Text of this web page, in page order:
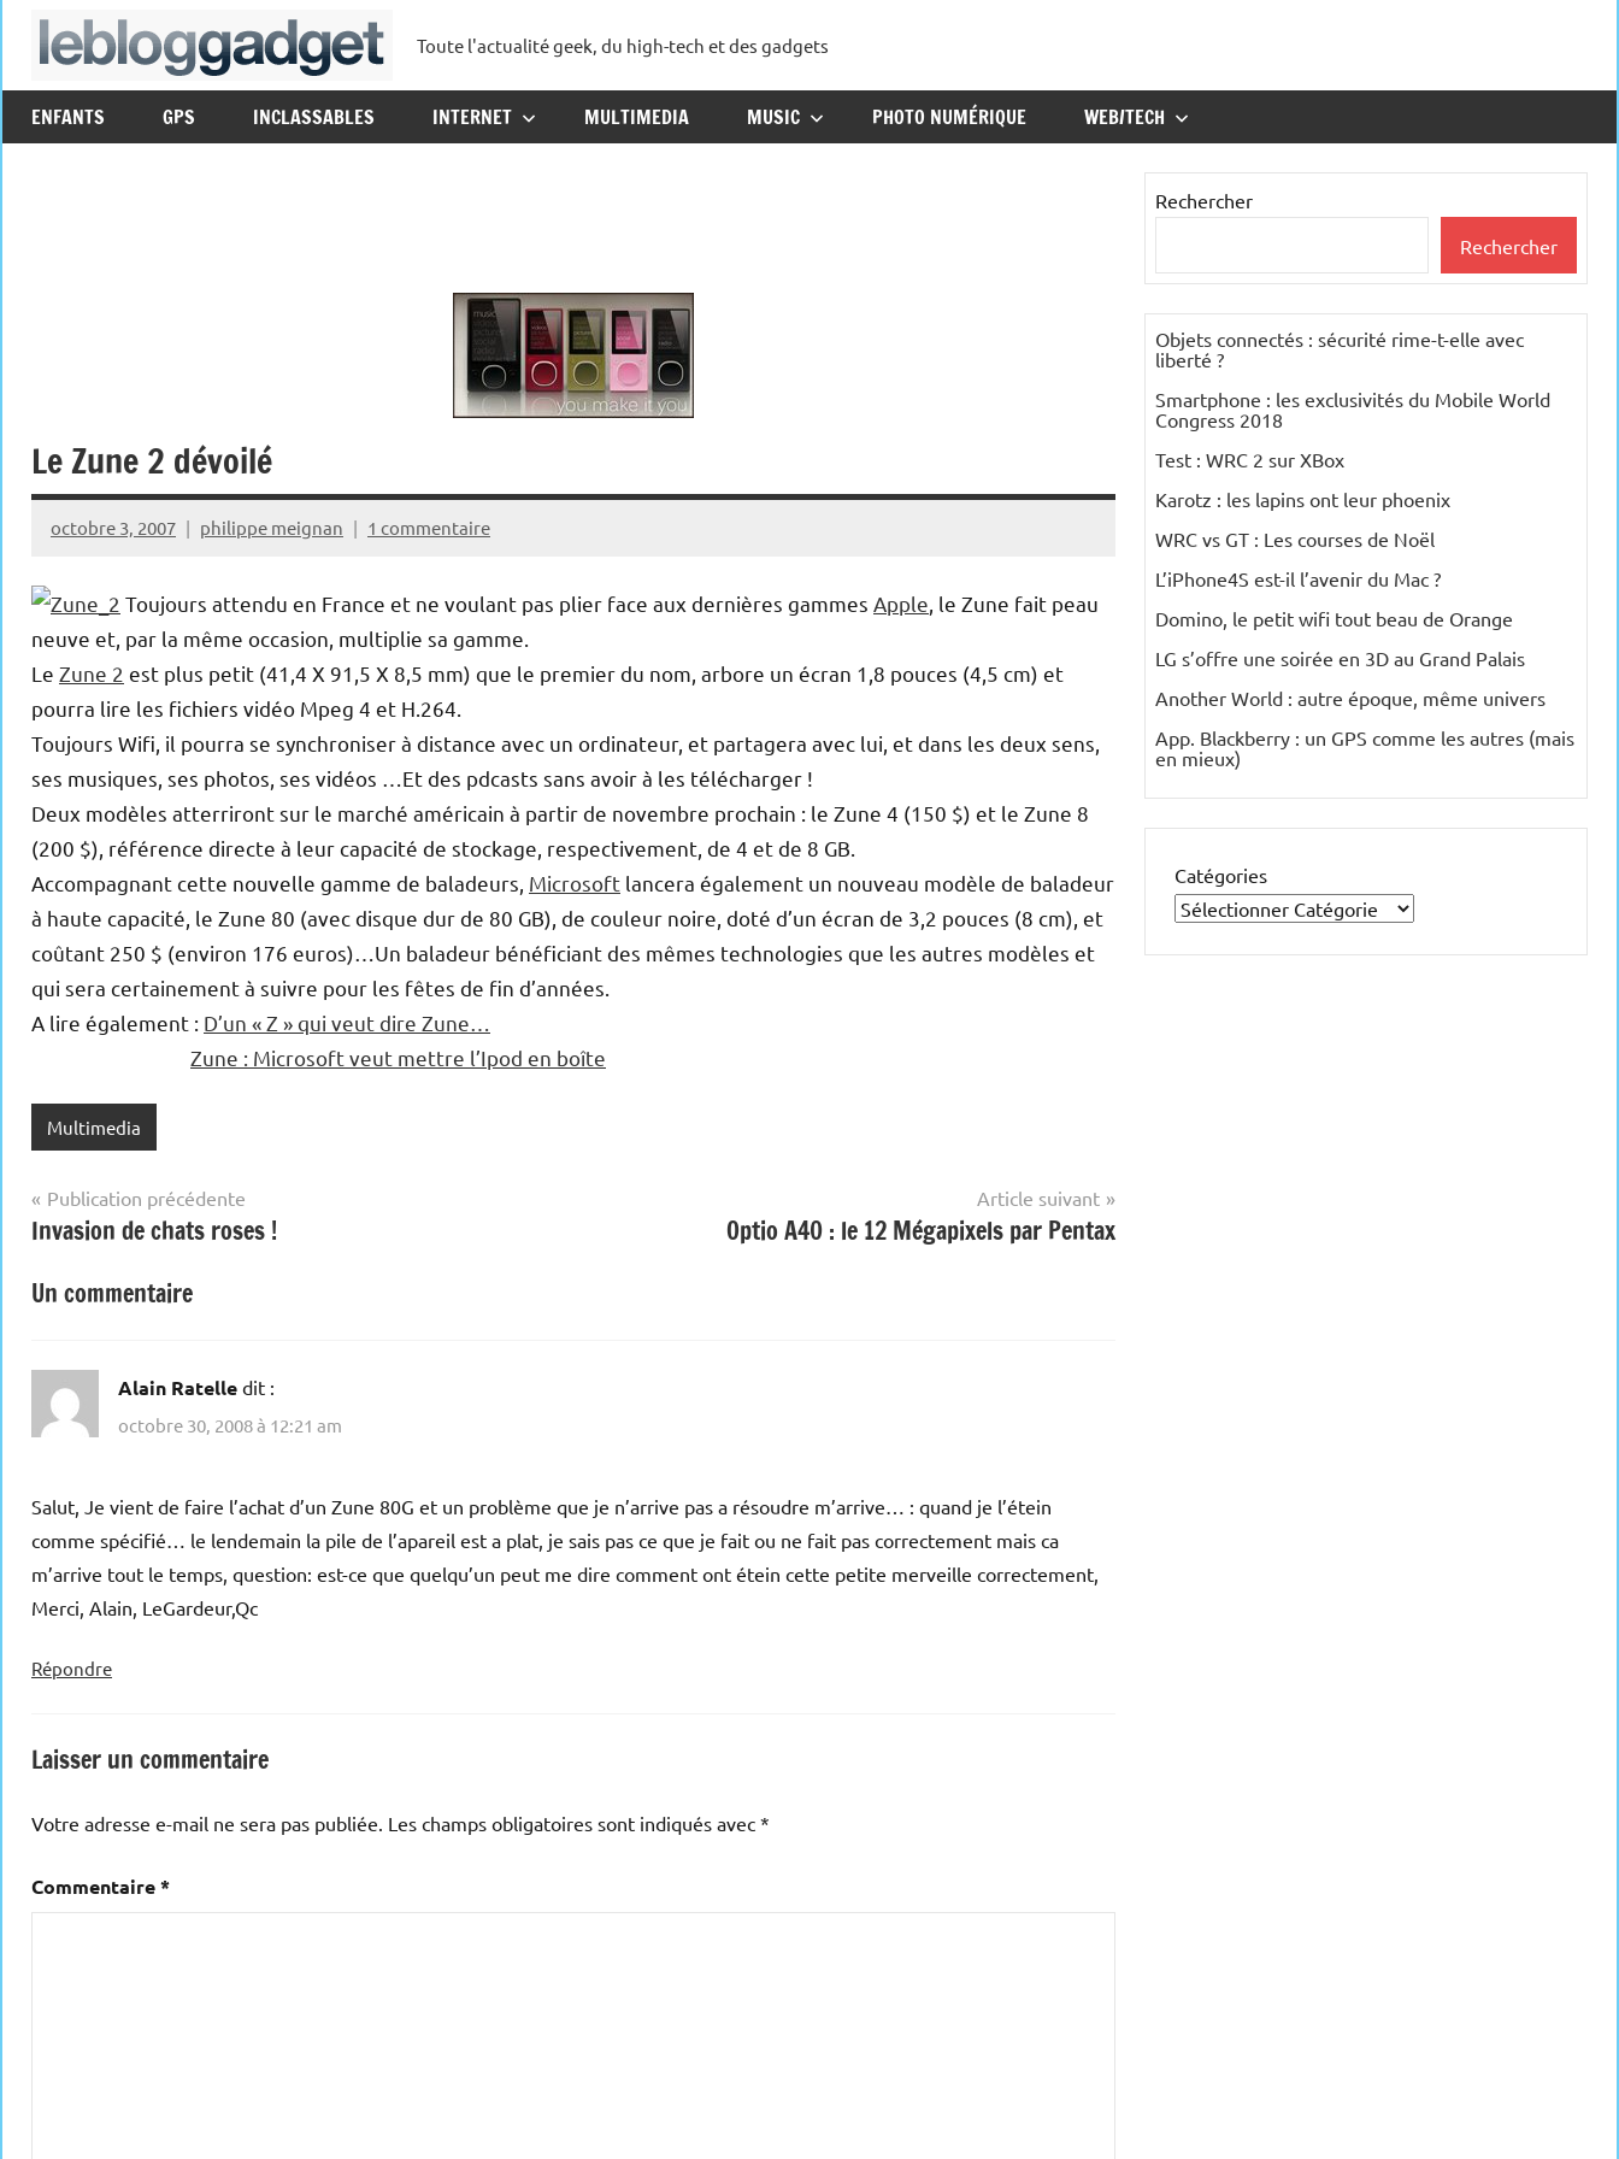
Aller
lebloggadget
Toute l'actualité geek, du high-tech et des gadgets
ENFANTS GPS INCLASSABLES INTERNET MULTIMEDIA MUSIC PHOTO NUMÉRIQUE WEB/TECH
Le Zune 2 dévoilé
octobre 3, 2007 philippe meignan 1 commentaire
Toujours attendu en France et ne voulant pas plier face aux dernières gammes Apple , le Zune fait peau
neuve et, par la même occasion, multiplie sa gamme.
Le Zune 2 est plus petit (41,4 X 91,5 X 8,5 mm) que le premier du nom, arbore un écran 1,8 pouces (4,5 cm) et
pourra lire les fichiers vidéo Mpeg 4 et H.264.
Toujours Wifi, il pourra se synchroniser à distance avec un ordinateur, et partagera avec lui, et dans les deux sens,
ses musiques, ses photos, ses vidéos …Et des pdcasts sans avoir à les télécharger !
Deux modèles atterriront sur le marché américain à partir de novembre prochain : le Zune 4 (150 $) et le Zune 8
(200 $), référence directe à leur capacité de stockage, respectivement, de 4 et de 8 GB.
Accompagnant cette nouvelle gamme de baladeurs, Microsoft lancera également un nouveau modèle de baladeur
à haute capacité, le Zune 80 (avec disque dur de 80 GB), de couleur noire, doté d’un écran de 3,2 pouces (8 cm), et
coûtant 250 $ (environ 176 euros)…Un baladeur bénéficiant des mêmes technologies que les autres modèles et
qui sera certainement à suivre pour les fêtes de fin d’années.
A lire également : D’un « Z » qui veut dire Zune…
Zune : Microsoft veut mettre l’Ipod en boîte
Multimedia
Navigation
de
l’article
Publication précédente
Invasion de chats roses !
Article suivant
Optio A40 : le 12 Mégapixels par Pentax
Un commentaire
Alain Ratelle dit :
octobre 30, 2008 à 12:21 am
Salut, Je vient de faire l’achat d’un Zune 80G et un problème que je n’arrive pas a résoudre m’arrive… : quand je l’étein
comme spécifié… le lendemain la pile de l’apareil est a plat, je sais pas ce que je fait ou ne fait pas correctement mais ca
m’arrive tout le temps, question: est-ce que quelqu’un peut me dire comment ont étein cette petite merveille correctement,
Merci, Alain, LeGardeur,Qc
Répondre
Laisser un commentaire
Votre adresse e-mail ne sera pas publiée. Les champs obligatoires sont indiqués avec *
Commentaire*
Rechercher
Rechercher
Objets connectés : sécurité rime-t-elle avec
liberté ?
Smartphone : les exclusivités du Mobile World
Congress 2018
Test : WRC 2 sur XBox
Karotz : les lapins ont leur phoenix
WRC vs GT : Les courses de Noël
L’iPhone4S est-il l’avenir du Mac ?
Domino, le petit wifi tout beau de Orange
LG s’offre une soirée en 3D au Grand Palais
Another World : autre époque, même univers
App. Blackberry : un GPS comme les autres (mais
en mieux)
Catégories